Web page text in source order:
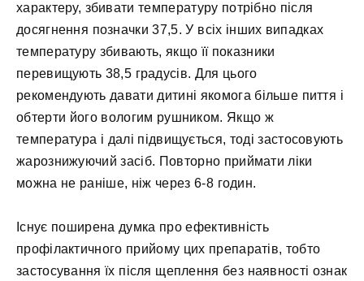
характеру, збивати температуру потрібно після
досягнення позначки 37,5. У всіх інших випадках
температуру збивають, якщо її показники
перевищують 38,5 градусів. Для цього
рекомендують давати дитині якомога більше пиття і
обтерти його вологим рушником. Якщо ж
температура і далі підвищується, тоді застосовують
жарознижуючий засіб. Повторно приймати ліки
можна не раніше, ніж через 6-8 годин.
Існує поширена думка про ефективність
профілактичного прийому цих препаратів, тобто
застосування їх після щеплення без наявності ознак